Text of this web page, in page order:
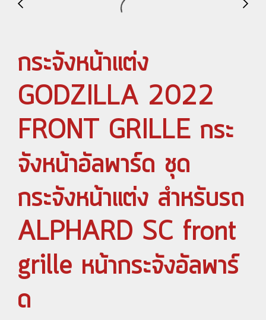
กระจังหน้าแต่ง
GODZILLA 2022
FRONT GRILLE กระ
จังหน้าอัลพาร์ด ชุด
กระจังหน้าแต่ง สำหรับรถ
ALPHARD SC front
grille หน้ากระจังอัลพาร์
ด